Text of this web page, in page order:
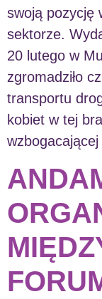
swoją pozycję
sektorze.
20 lutego w
zgromadziło
transportu
kobiet w tej